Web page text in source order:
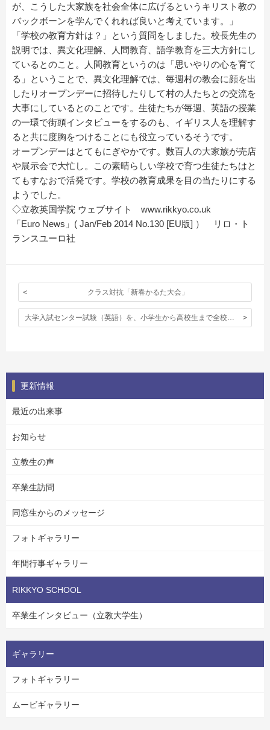
が、こうした大家族を社会全体に広げるというキリスト教の
バックボーンを学んでくれれば良いと考えています。」
「学校の教育方針は？」という質問をしました。校長先生の
説明では、異文化理解、人間教育、語学教育を三大方針にし
ているとのこと。人間教育というのは「思いやりの心を育て
る」ということで、異文化理解では、毎週村の教会に顔を出
したりオープンデーに招待したりして村の人たちとの交流を
大事にしているとのことです。生徒たちが毎週、英語の授業
の一環で街頭インタビューをするのも、イギリス人を理解す
ると共に度胸をつけることにも役立っているそうです。
オープンデーはとてもにぎやかです。数百人の大家族が売店
や展示会で大忙し。この素晴らしい学校で育つ生徒たちはと
てもすなおで活発です。学校の教育成果を目の当たりにする
ようでした。
◇立教英国学院 ウェブサイト www.rikkyo.co.uk
「Euro News」( Jan/Feb 2014 No.130 [EU版] ） リロ・ト
ランスユーロ社
クラス対抗「新春かるた大会」
更新情報
最近の出来事
お知らせ
立教生の声
卒業生訪問
同窓生からのメッセージ
フォトギャラリー
年間行事ギャラリー
RIKKYO SCHOOL
卒業生インタビュー（立教大学生）
ギャラリー
フォトギャラリー
ムービギャラリー